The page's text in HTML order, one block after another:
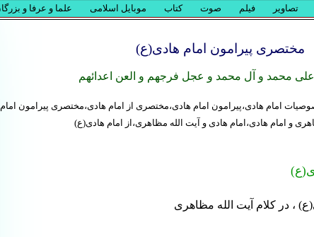
مختصری پیرامون امام هادی(ع)
محمد و آل محمد و عجل فرجهم و العن اعدائهم
، در کلام آیت الله مظاهری
امام هادی،پیرامون امام هادی،مختصری از امام هادی،مختصری پیرامون امام
و امام هادی،امام هادی و آیت الله مظاهری،از امام هادی(ع)